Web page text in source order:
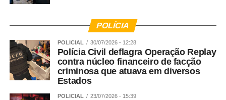
POLÍCIA
POLICIAL 30/07/2026 - 12:28
Polícia Civil deflagra Operação Replay
contra núcleo financeiro de facção
criminosa que atuava em diversos
Estados
POLICIAL 23/07/2026 - 15:39